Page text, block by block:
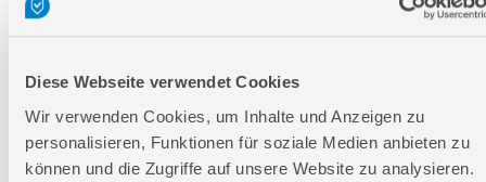
Diese Webseite verwendet Cookies
Wir verwenden Cookies, um Inhalte und Anzeigen zu
personalisieren, Funktionen für soziale Medien anbieten zu
können und die Zugriffe auf unsere Website zu analysieren.
Höhe 170 mm
Nettogewicht:
Bruttogewicht:
3,4 kg
GTIN:
4015671322302
Artikelnummer:
02883